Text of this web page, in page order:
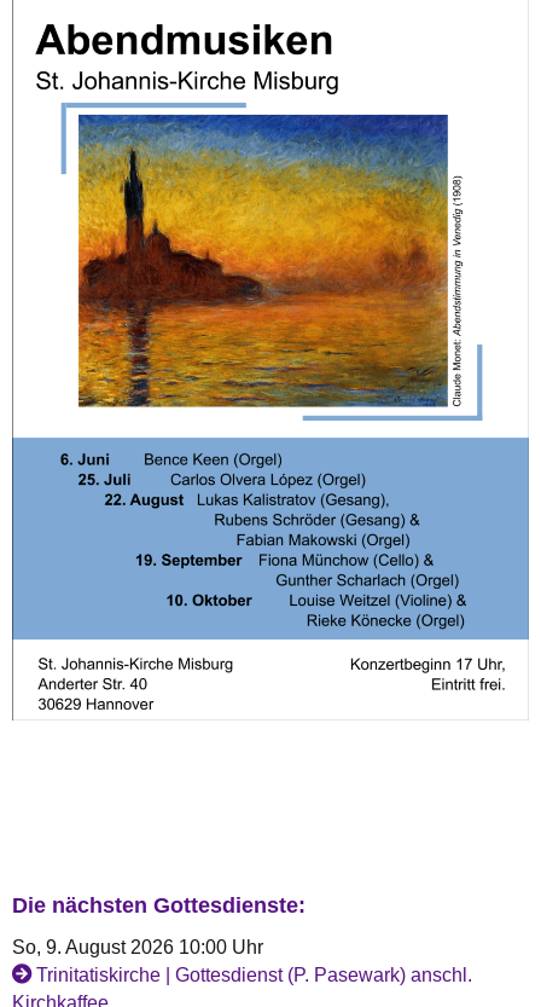
Die nächsten Gottesdienste:
So, 9. August 2026 10:00 Uhr
Trinitatiskirche | Gottesdienst (P. Pasewark) anschl.